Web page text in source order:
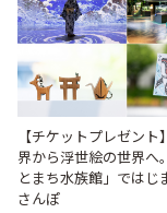
【チケットプレゼン
界から浮世絵の世界へ
とまち水族館」ではじ
さんぽ